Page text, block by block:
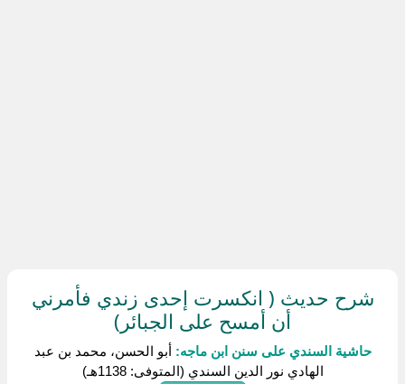
شرح حديث ( انكسرت إحدى زندي فأمرني
أن أمسح على الجبائر)
حاشية السندي على سنن ابن ماجه: أبو الحسن، محمد بن عبد
الهادي نور الدين السندي (المتوفى: 1138هـ)